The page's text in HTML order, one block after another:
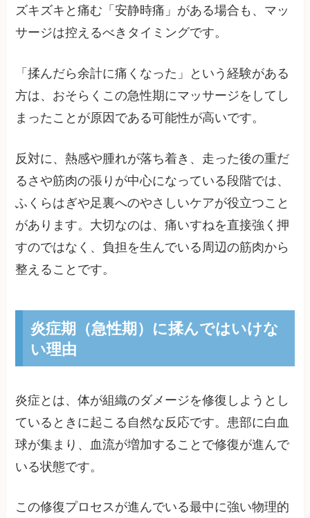
ズキズキと痛む「安静時痛」がある場合も、マッ
サージは控えるべきタイミングです。
「揉んだら余計に痛くなった」という経験がある
方は、おそらくこの急性期にマッサージをしてし
まったことが原因である可能性が高いです。
反対に、熱感や腫れが落ち着き、走った後の重だ
るさや筋肉の張りが中心になっている段階では、
ふくらはぎや足裏へのやさしいケアが役立つこと
があります。大切なのは、痛いすねを直接強く押
すのではなく、負担を生んでいる周辺の筋肉から
整えることです。
炎症期（急性期）に揉んではいけな
い理由
炎症とは、体が組織のダメージを修復しようとし
ているときに起こる自然な反応です。患部に白血
球が集まり、血流が増加することで修復が進んで
いる状態です。
この修復プロセスが進んでいる最中に強い物理的